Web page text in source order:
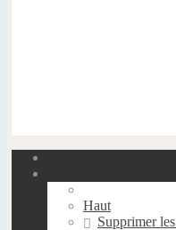
Haut
Supprimer